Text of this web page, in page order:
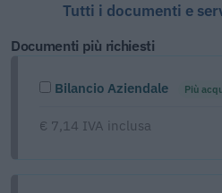
Tutti i documenti e
Documenti più richiesti
Bilancio Aziendale Più
€ 7,14 IVA inclusa